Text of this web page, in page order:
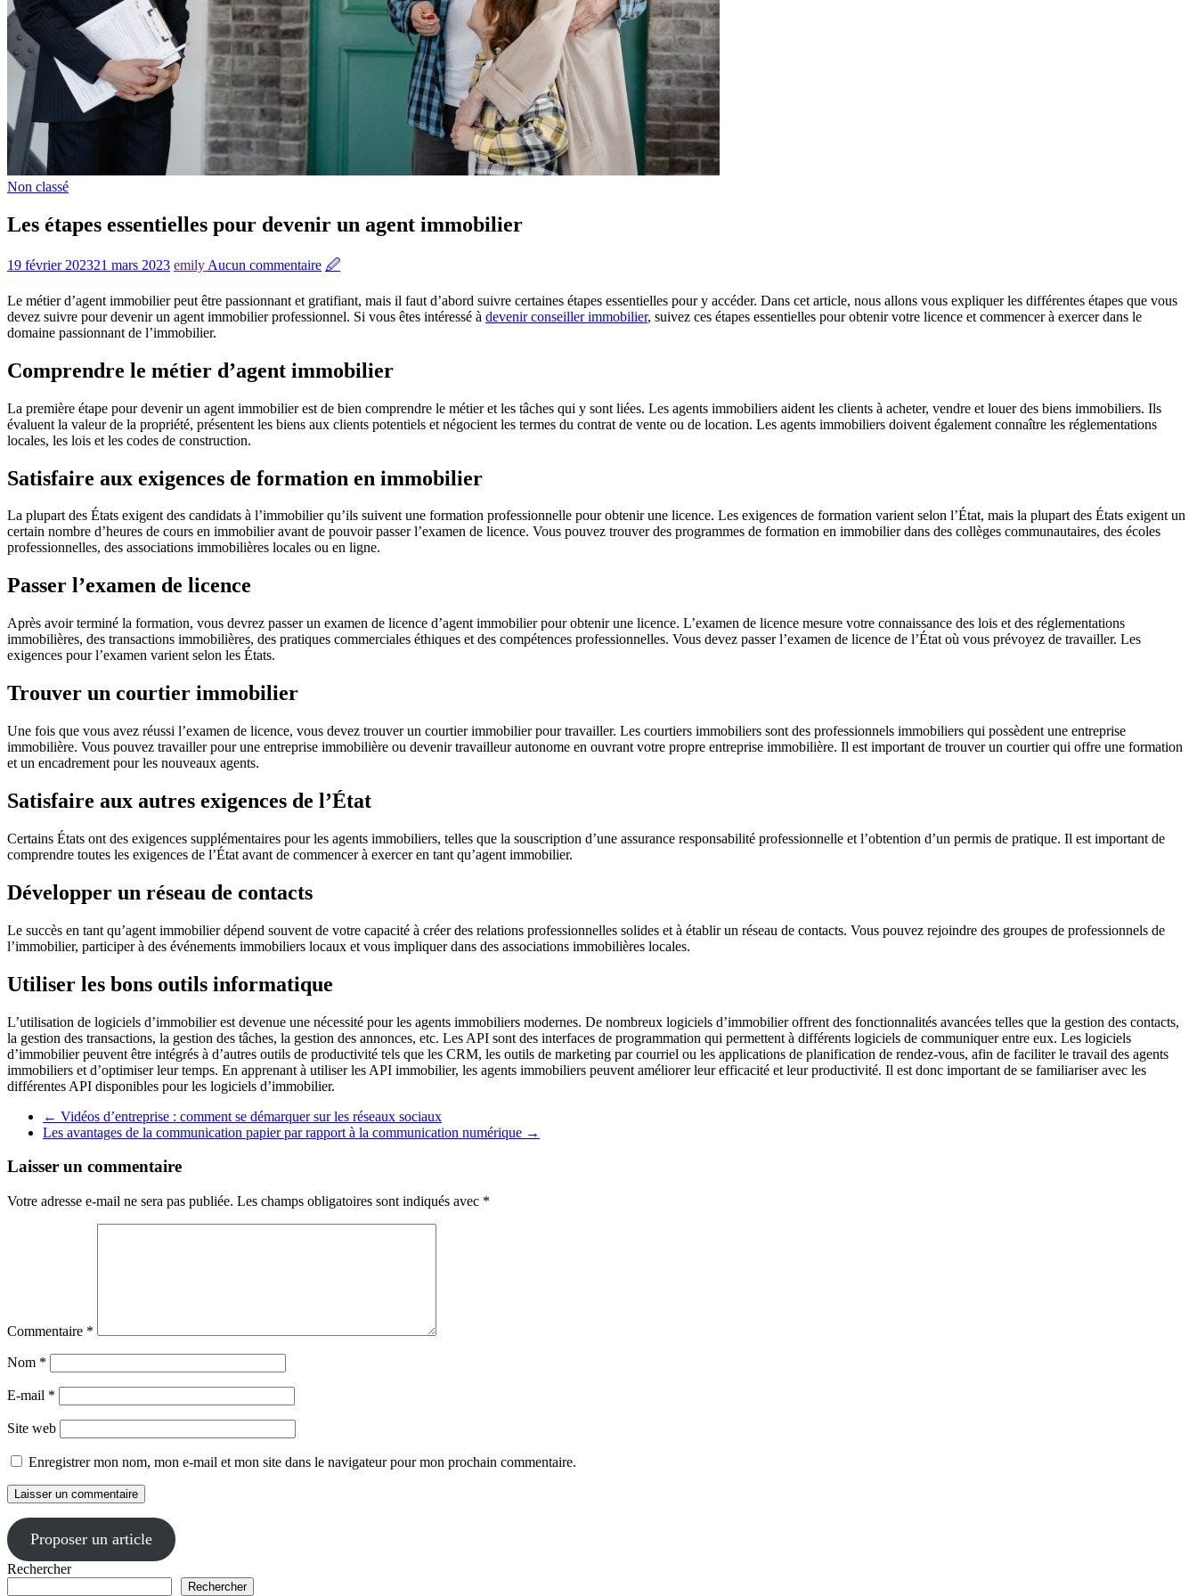
Non classé
Les étapes essentielles pour devenir un agent immobilier
19 février 202321 mars 2023 emily Aucun commentaire 🖉
Le métier d’agent immobilier peut être passionnant et gratifiant, mais il faut d’abord suivre certaines étapes essentielles pour y accéder. Dans cet article, nous allons vous expliquer les différentes étapes que vous
devez suivre pour devenir un agent immobilier professionnel. Si vous êtes intéressé à devenir conseiller immobilier, suivez ces étapes essentielles pour obtenir votre licence et commencer à exercer dans le
domaine passionnant de l’immobilier.
Comprendre le métier d’agent immobilier
La première étape pour devenir un agent immobilier est de bien comprendre le métier et les tâches qui y sont liées. Les agents immobiliers aident les clients à acheter, vendre et louer des biens immobiliers. Ils
évaluent la valeur de la propriété, présentent les biens aux clients potentiels et négocient les termes du contrat de vente ou de location. Les agents immobiliers doivent également connaître les réglementations
locales, les lois et les codes de construction.
Satisfaire aux exigences de formation en immobilier
La plupart des États exigent des candidats à l’immobilier qu’ils suivent une formation professionnelle pour obtenir une licence. Les exigences de formation varient selon l’État, mais la plupart des États exigent un
certain nombre d’heures de cours en immobilier avant de pouvoir passer l’examen de licence. Vous pouvez trouver des programmes de formation en immobilier dans des collèges communautaires, des écoles
professionnelles, des associations immobilières locales ou en ligne.
Passer l’examen de licence
Après avoir terminé la formation, vous devrez passer un examen de licence d’agent immobilier pour obtenir une licence. L’examen de licence mesure votre connaissance des lois et des réglementations
immobilières, des transactions immobilières, des pratiques commerciales éthiques et des compétences professionnelles. Vous devez passer l’examen de licence de l’État où vous prévoyez de travailler. Les
exigences pour l’examen varient selon les États.
Trouver un courtier immobilier
Une fois que vous avez réussi l’examen de licence, vous devez trouver un courtier immobilier pour travailler. Les courtiers immobiliers sont des professionnels immobiliers qui possèdent une entreprise
immobilière. Vous pouvez travailler pour une entreprise immobilière ou devenir travailleur autonome en ouvrant votre propre entreprise immobilière. Il est important de trouver un courtier qui offre une formation
et un encadrement pour les nouveaux agents.
Satisfaire aux autres exigences de l’État
Certains États ont des exigences supplémentaires pour les agents immobiliers, telles que la souscription d’une assurance responsabilité professionnelle et l’obtention d’un permis de pratique. Il est important de
comprendre toutes les exigences de l’État avant de commencer à exercer en tant qu’agent immobilier.
Développer un réseau de contacts
Le succès en tant qu’agent immobilier dépend souvent de votre capacité à créer des relations professionnelles solides et à établir un réseau de contacts. Vous pouvez rejoindre des groupes de professionnels de
l’immobilier, participer à des événements immobiliers locaux et vous impliquer dans des associations immobilières locales.
Utiliser les bons outils informatique
L’utilisation de logiciels d’immobilier est devenue une nécessité pour les agents immobiliers modernes. De nombreux logiciels d’immobilier offrent des fonctionnalités avancées telles que la gestion des contacts,
la gestion des transactions, la gestion des tâches, la gestion des annonces, etc. Les API sont des interfaces de programmation qui permettent à différents logiciels de communiquer entre eux. Les logiciels
d’immobilier peuvent être intégrés à d’autres outils de productivité tels que les CRM, les outils de marketing par courriel ou les applications de planification de rendez-vous, afin de faciliter le travail des agents
immobiliers et d’optimiser leur temps. En apprenant à utiliser les API immobilier, les agents immobiliers peuvent améliorer leur efficacité et leur productivité. Il est donc important de se familiariser avec les
différentes API disponibles pour les logiciels d’immobilier.
← Vidéos d’entreprise : comment se démarquer sur les réseaux sociaux
Les avantages de la communication papier par rapport à la communication numérique →
Laisser un commentaire
Votre adresse e-mail ne sera pas publiée. Les champs obligatoires sont indiqués avec *
Commentaire *
Nom *
E-mail *
Site web
Enregistrer mon nom, mon e-mail et mon site dans le navigateur pour mon prochain commentaire.
Proposer un article
Rechercher
Rechercher